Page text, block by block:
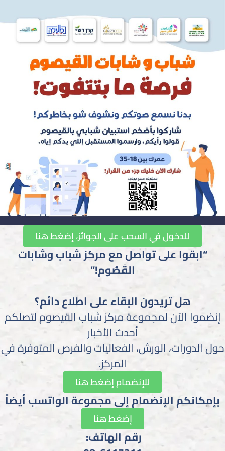
للدخول في السحب على الجوائز، إضغط هنا
“ابقوا على تواصل مع مركز شباب وشابات
القَصُوم!”
هل تريدون البقاء على اطلاع دائم؟
إنضموا الآن لمجموعة مركز شباب القيصوم لتصلكم
أحدث الأخبار
حول الدورات، الورش، الفعاليات والفرص المتوفرة في
المركز.
للإنضمام إضغط هنا
بإمكانكم الإنضمام إلى مجموعة الواتسب أيضاً
إضغط هنا
رقم الهاتف: